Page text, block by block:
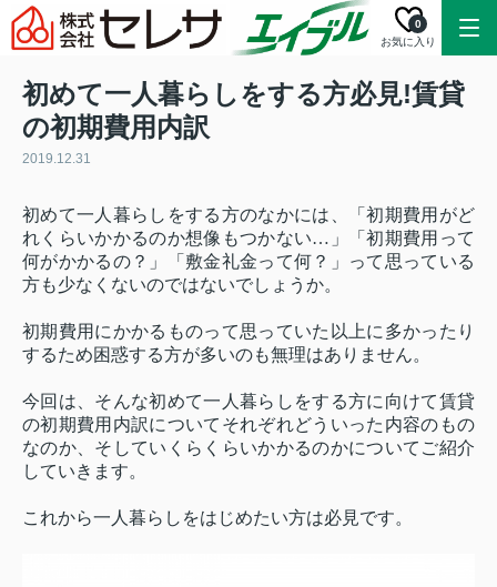
お気に入り
0
初めて一人暮らしをする方必見!賃貸
の初期費用内訳
2019.12.31
初めて一人暮らしをする方のなかには、「初期費用がど
れくらいかかるのか想像もつかない…」「初期費用って
何がかかるの？」「敷金礼金って何？」って思っている
方も少なくないのではないでしょうか。
初期費用にかかるものって思っていた以上に多かったり
するため困惑する方が多いのも無理はありません。
今回は、そんな初めて一人暮らしをする方に向けて賃貸
の初期費用内訳についてそれぞれどういった内容のもの
なのか、そしていくらくらいかかるのかについてご紹介
していきます。
これから一人暮らしをはじめたい方は必見です。